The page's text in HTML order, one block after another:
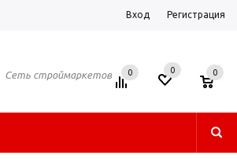
Вход Регистрация
Сеть строймаркетов 0 0 0